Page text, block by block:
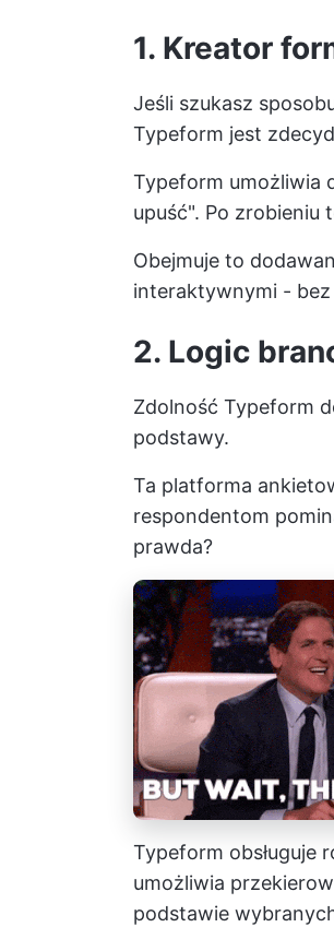
1. Kreator
Jeśli szukasz
Typeform jest
Typeform umożliwia
upuść". Po zrobieniu
Obejmuje to
interaktywnymi -
2. Logic
Zdolność Typeform
podstawy.
Ta platforma
respondentom
prawda?
Typeform obsługuje
umożliwia
podstawie